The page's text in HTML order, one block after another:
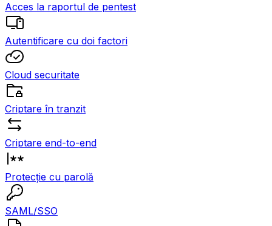
Acces la raportul de pentest
Autentificare cu doi factori
Cloud securitate
Criptare în tranzit
Criptare end-to-end
Protecție cu parolă
SAML/SSO